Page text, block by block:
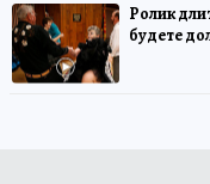
Ролик
будете